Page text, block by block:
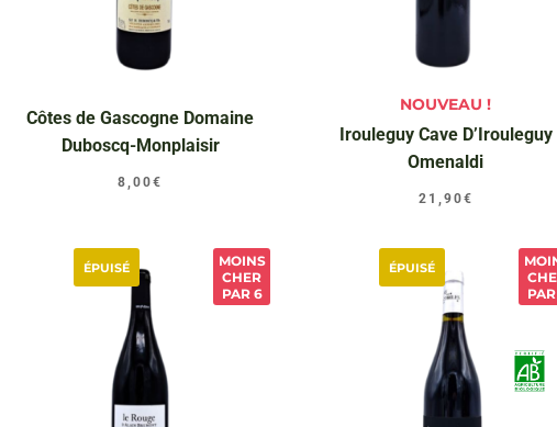
Côtes de Gascogne Domaine
Duboscq-Monplaisir
8,00€
NOUVEAU !
Irouleguy Cave D’Irouleguy
Omenaldi
21,90€
MOINS
CHER
PAR 6
ÉPUISÉ ÉPUISÉ